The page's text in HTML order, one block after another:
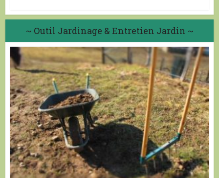
~ Outil Jardinage & Entretien Jardin ~